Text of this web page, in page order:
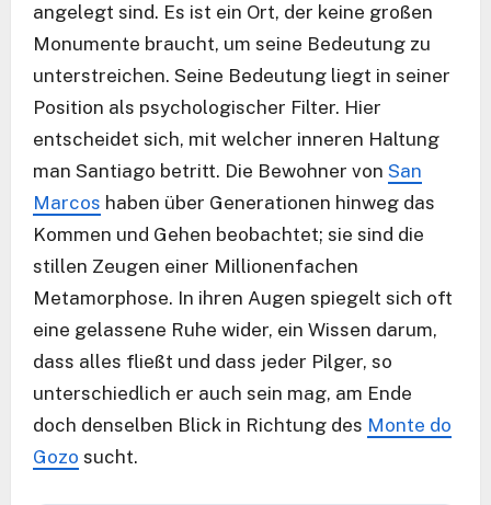
angelegt sind. Es ist ein Ort, der keine großen
Monumente braucht, um seine Bedeutung zu
unterstreichen. Seine Bedeutung liegt in seiner
Position als psychologischer Filter. Hier
entscheidet sich, mit welcher inneren Haltung
man Santiago betritt. Die Bewohner von San
Marcos haben über Generationen hinweg das
Kommen und Gehen beobachtet; sie sind die
stillen Zeugen einer Millionenfachen
Metamorphose. In ihren Augen spiegelt sich oft
eine gelassene Ruhe wider, ein Wissen darum,
dass alles fließt und dass jeder Pilger, so
unterschiedlich er auch sein mag, am Ende
doch denselben Blick in Richtung des Monte do
Gozo sucht.